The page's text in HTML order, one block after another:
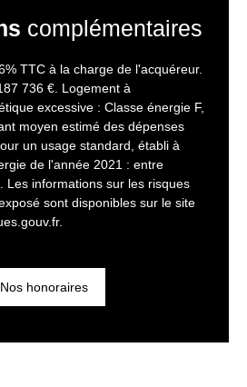
complémentaires
TTC à la charge de l'acquéreur.
736 €. Logement à
excessive : Classe énergie F,
moyen estimé des dépenses
un usage standard, établi à
de l'année 2021 : entre
Les informations sur les risques
sont disponibles sur le site
Nos honoraires